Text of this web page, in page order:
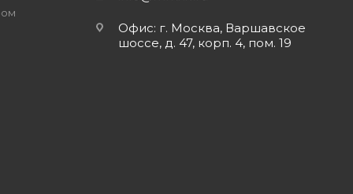
Офис: г. Москва, Варшавское
шоссе, д. 47, корп. 4, пом. 19